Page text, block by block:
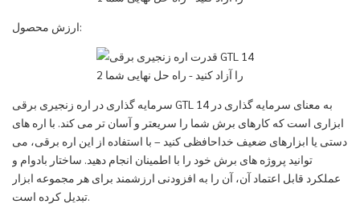
ارزش محصول:
سرمایه گذاری در اره زنجیری برقی GTL 14 به معنای سرمایه گذاری در
ابزاری است که کارهای برش شما را سریعتر و آسان تر می کند. با اره های
دستی یا ابزارهای ضعیف خداحافظی کنید – با استفاده از این اره برقی، می
توانید پروژه های برش خود را با اطمینان انجام دهید. ساختار بادوام و
عملکرد قابل اعتماد آن، آن را به افزودنی ارزشمند برای هر مجموعه ابزار
تبدیل کرده است.